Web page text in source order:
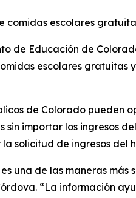
comidas escolares
de Educación de
escolares gratuitas
de Colorado pueden
sin importar los ingresos
solicitud de ingresos del
una de las maneras
“La información